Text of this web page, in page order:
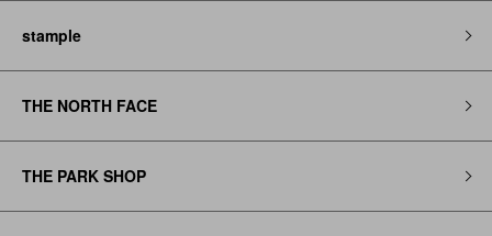
stample
THE NORTH FACE
THE PARK SHOP